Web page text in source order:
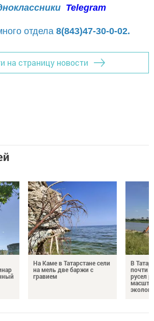
Telegram
отдела 8(843)47-30-0-02.
на страницу новости
На Каме в Татарстане сели
на мель две баржи с
гравием
В
почти
русел